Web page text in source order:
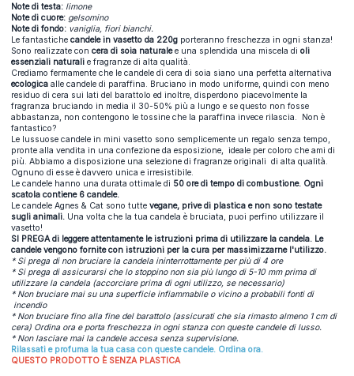
Note di testa: limone
Note di cuore: gelsomino
Note di fondo: vaniglia, fiori bianchi.
Le fantastiche candele in vasetto da 220g porteranno freschezza in ogni stanza!
Sono realizzate con cera di soia naturalee una splendida una miscela di oli
essenziali naturali e fragranze di alta qualità.
Crediamo fermamente che le candele di cera di soia siano una perfetta alternativa
ecologica alle candele di paraffina. Bruciano in modo uniforme, quindi con meno
residuo di cera sui lati del barattolo ed inoltre, disperdono piacevolmente la
fragranza bruciando in media il 30-50% più a lungo e se questo non fosse
abbastanza, non contengono le tossine che la paraffina invece rilascia. Non è
fantastico?
Le lussuose candele in mini vasetto sono semplicemente un regalo senza tempo,
pronte alla vendita in una confezione da esposizione, ideale per coloro che ami di
più. Abbiamo a disposizione una selezione di fragranze originali di alta qualità.
Ognuno di esse è davvero unica e irresistibile.
Le candele hanno una durata ottimale di 50 ore di tempo di combustione. Ogni
scatola contiene 6 candele.
Le candele Agnes & Cat sono tutte vegane, prive di plastica e non sono testate
sugli animali. Una volta che la tua candela è bruciata, puoi perfino utilizzare il
vasetto!
SI PREGA di leggere attentamente le istruzioni prima di utilizzare la candela. Le
candele vengono fornite con istruzioni per la cura per massimizzarne l'utilizzo.
* Si prega di non bruciare la candela ininterrottamente per più di 4 ore
* Si prega di assicurarsi che lo stoppino non sia più lungo di 5-10 mm prima di
utilizzare la candela (accorciare prima di ogni utilizzo, se necessario)
* Non bruciare mai su una superficie infiammabile o vicino a probabili fonti di
incendio
* Non bruciare fino alla fine del barattolo (assicurati che sia rimasto almeno 1 cm di
cera) Ordina ora e porta freschezza in ogni stanza con queste candele di lusso.
* Non lasciare mai la candele accesa senza supervisione.
Rilassati e profuma la tua casa con queste candele. Ordina ora.
QUESTO PRODOTTO È SENZA PLASTICA